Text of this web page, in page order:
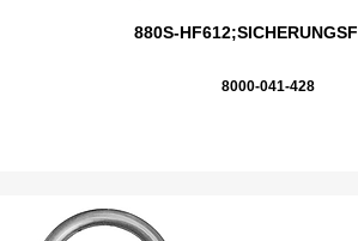
880S-
8000-041-428